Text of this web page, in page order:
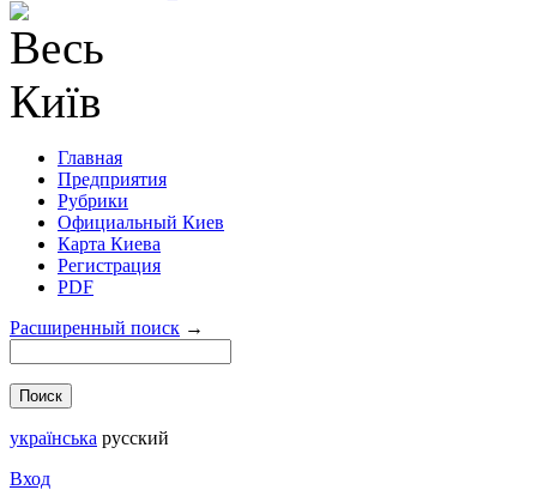
Главная
Предприятия
Рубрики
Официальный Киев
Карта Киева
Регистрация
PDF
Расширенный поиск →
українська русский
Вход